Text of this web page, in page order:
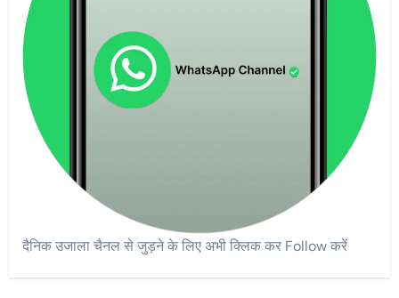
दैनिक उजाला चैनल से जुड़ने के लिए अभी क्लिक कर Follow करें